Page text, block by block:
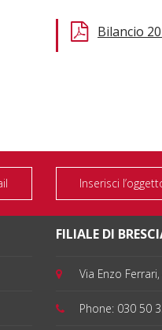
Bilancio
FILIALE DI
Via Enzo
Phone: 030 50